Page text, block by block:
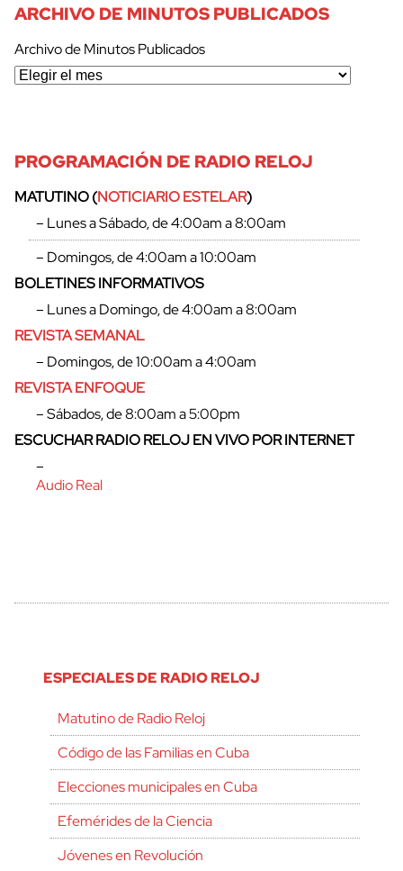
cerrar
ARCHIVO DE MINUTOS PUBLICADOS
Archivo de Minutos Publicados
PROGRAMACIÓN DE RADIO RELOJ
MATUTINO (NOTICIARIO ESTELAR)
– Lunes a Sábado, de 4:00am a 8:00am
– Domingos, de 4:00am a 10:00am
BOLETINES INFORMATIVOS
– Lunes a Domingo, de 4:00am a 8:00am
REVISTA SEMANAL
– Domingos, de 10:00am a 4:00am
REVISTA ENFOQUE
– Sábados, de 8:00am a 5:00pm
ESCUCHAR RADIO RELOJ EN VIVO POR INTERNET
–
Audio Real
ESPECIALES DE RADIO RELOJ
Matutino de Radio Reloj
Código de las Familias en Cuba
Elecciones municipales en Cuba
Efemérides de la Ciencia
Jóvenes en Revolución